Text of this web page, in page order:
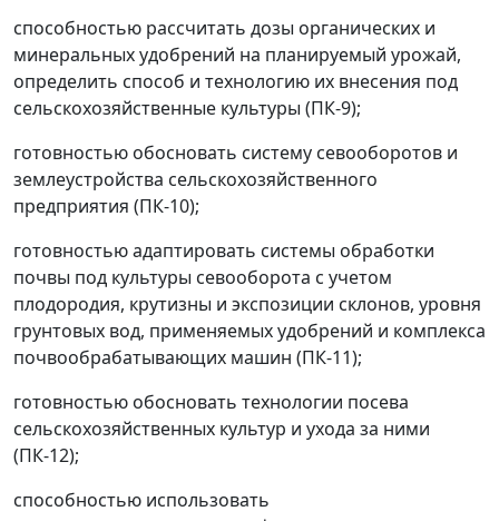
способностью рассчитать дозы органических и
минеральных удобрений на планируемый урожай,
определить способ и технологию их внесения под
сельскохозяйственные культуры (ПК-9);
готовностью обосновать систему севооборотов и
землеустройства сельскохозяйственного
предприятия (ПК-10);
готовностью адаптировать системы обработки
почвы под культуры севооборота с учетом
плодородия, крутизны и экспозиции склонов, уровня
грунтовых вод, применяемых удобрений и комплекса
почвообрабатывающих машин (ПК-11);
готовностью обосновать технологии посева
сельскохозяйственных культур и ухода за ними
(ПК-12);
способностью использовать